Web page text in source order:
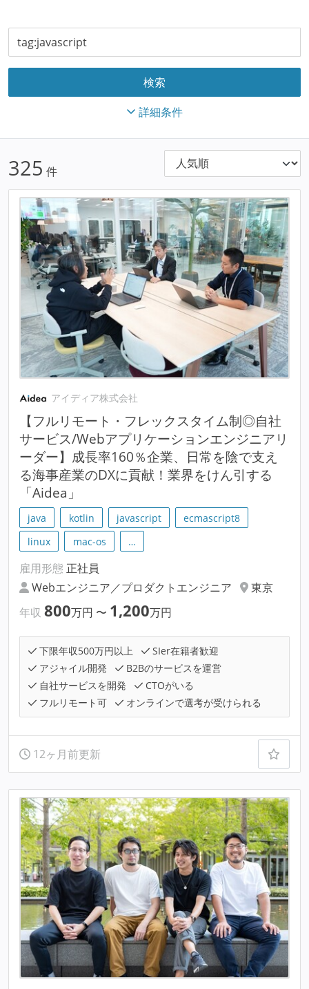
詳細条件
325 件
アイディア株式会社
【フルリモート・フレックスタイム制◎自社
サービス/Webアプリケーションエンジニアリ
ーダー】成長率160％企業、日常を陰で支え
る海事産業のDXに貢献！業界をけん引する
「Aidea」
java kotlin javascript
ecmascript8
linux
mac-os …
雇用形態 正社員
Webエンジニア／プロダクトエンジニア
東京
年収 800万円 〜 1,200万円
下限年収500万円以上
SIer在籍者歓迎
アジャイル開発
B2Bのサービスを運営
自社サービスを開発
CTOがいる
フルリモート可
オンラインで選考が受けられる
12ヶ月前更新